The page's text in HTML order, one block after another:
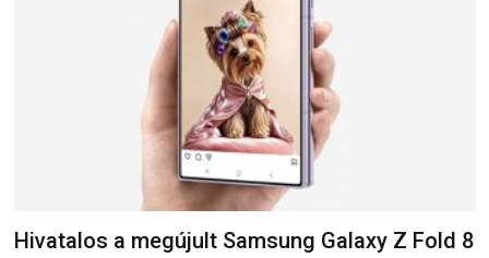
Hivatalos a megújult Samsung Galaxy Z Fold 8